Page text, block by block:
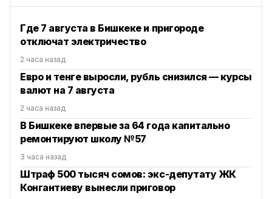
Где 7 августа в Бишкеке и пригороде
отключат электричество
2 часа назад
Евро и тенге выросли, рубль снизился — курсы
валют на 7 августа
2 часа назад
В Бишкеке впервые за 64 года капитально
ремонтируют школу №57
3 часа назад
Штраф 500 тысяч сомов: экс-депутату ЖК
Конгантиеву вынесли приговор